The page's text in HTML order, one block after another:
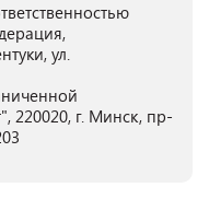
ул.
220020, г. Минск, пр-